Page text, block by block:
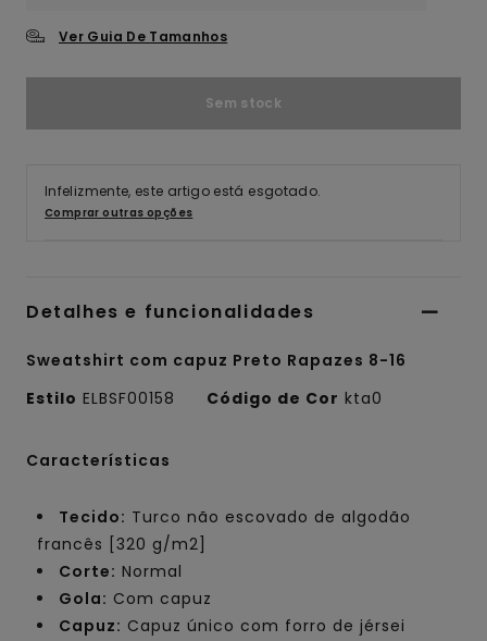
Ver Guia De Tamanhos
Sem stock
Infelizmente, este artigo está esgotado.
Comprar outras opções
Detalhes e funcionalidades
Sweatshirt com capuz Preto Rapazes 8-16
Estilo ELBSF00158 Código de Cor kta0
Características
Tecido: Turco não escovado de algodão
francês [320 g/m2]
Corte: Normal
Gola: Com capuz
Capuz: Capuz único com forro de jérsei